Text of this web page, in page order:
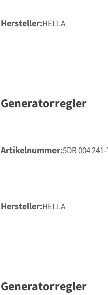
Hersteller HELLA
Generatorregler
Artikelnummer 5DR 004
Hersteller HELLA
Generatorregler